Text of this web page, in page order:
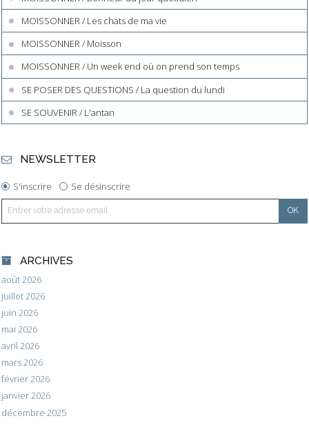
MOISSONNER / Les chats de ma vie
MOISSONNER / Moisson
MOISSONNER / Un week end où on prend son temps
SE POSER DES QUESTIONS / La question du lundi
SE SOUVENIR / L'antan
NEWSLETTER
S'inscrire Se désinscrire
ARCHIVES
août 2026
juillet 2026
juin 2026
mai 2026
avril 2026
mars 2026
février 2026
janvier 2026
décembre 2025